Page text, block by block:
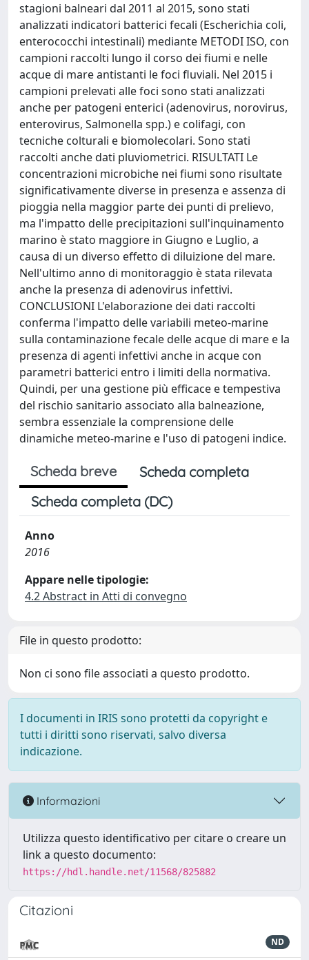
stagioni balneari dal 2011 al 2015, sono stati
analizzati indicatori batterici fecali (Escherichia coli,
enterococchi intestinali) mediante METODI ISO, con
campioni raccolti lungo il corso dei fiumi e nelle
acque di mare antistanti le foci fluviali. Nel 2015 i
campioni prelevati alle foci sono stati analizzati
anche per patogeni enterici (adenovirus, norovirus,
enterovirus, Salmonella spp.) e colifagi, con
tecniche colturali e biomolecolari. Sono stati
raccolti anche dati pluviometrici. RISULTATI Le
concentrazioni microbiche nei fiumi sono risultate
significativamente diverse in presenza e assenza di
pioggia nella maggior parte dei punti di prelievo,
ma l'impatto delle precipitazioni sull'inquinamento
marino è stato maggiore in Giugno e Luglio, a
causa di un diverso effetto di diluizione del mare.
Nell'ultimo anno di monitoraggio è stata rilevata
anche la presenza di adenovirus infettivi.
CONCLUSIONI L'elaborazione dei dati raccolti
conferma l'impatto delle variabili meteo-marine
sulla contaminazione fecale delle acque di mare e la
presenza di agenti infettivi anche in acque con
parametri batterici entro i limiti della normativa.
Quindi, per una gestione più efficace e tempestiva
del rischio sanitario associato alla balneazione,
sembra essenziale la comprensione delle
dinamiche meteo-marine e l'uso di patogeni indice.
Scheda breve
Scheda completa
Scheda completa (DC)
Anno
2016
Appare nelle tipologie:
4.2 Abstract in Atti di convegno
File in questo prodotto:
Non ci sono file associati a questo prodotto.
I documenti in IRIS sono protetti da copyright e
tutti i diritti sono riservati, salvo diversa
indicazione.
Informazioni
Utilizza questo identificativo per citare o creare un
link a questo documento:
https://hdl.handle.net/11568/825882
Citazioni
ND